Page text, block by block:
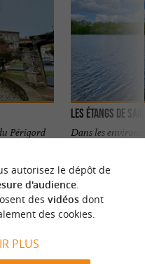
Périgord
Dans les
autorisez le dépôt de
d'audience.
des vidéosdont
des cookies.
PLUS